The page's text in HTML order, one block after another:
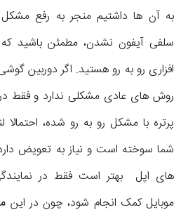
به آن ها داشتیم منجر به رفع مشکل
سلفی آیفون نشدن، مطمئن
افزاری رو به رو هستید. اگر دوربین
روش های عادی مشکلی ندارد و
پرتره با مشکل رو به رو شده، احتمالا
شما سوخته است و نیاز به تعویض
های اپل بهتر است فقط در
موبایل کمک انجام شود، چون در این